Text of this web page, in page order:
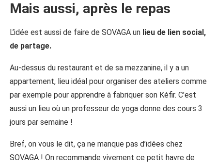
Mais aussi, après le repas
L’idée est aussi de faire de SOVAGA un lieu de lien social,
de partage.
Au-dessus du restaurant et de sa mezzanine, il y a un
appartement, lieu idéal pour organiser des ateliers comme
par exemple pour apprendre à fabriquer son Kéfir. C’est
aussi un lieu où un professeur de yoga donne des cours 3
jours par semaine !
Bref, on vous le dit, ça ne manque pas d’idées chez
SOVAGA ! On recommande vivement ce petit havre de